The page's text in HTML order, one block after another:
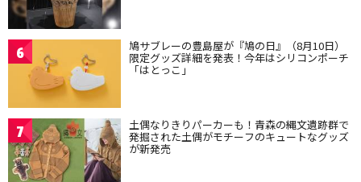
6 鳩サブレーの豊島屋が『鳩の日』（8月10日）
限定グッズ詳細を発表！今年はシリコンポーチ
「はとっこ」
7 土偶なりきりパーカーも！青森の縄文遺跡群で
発掘された土偶がモチーフのキュートなグッズ
が新発売